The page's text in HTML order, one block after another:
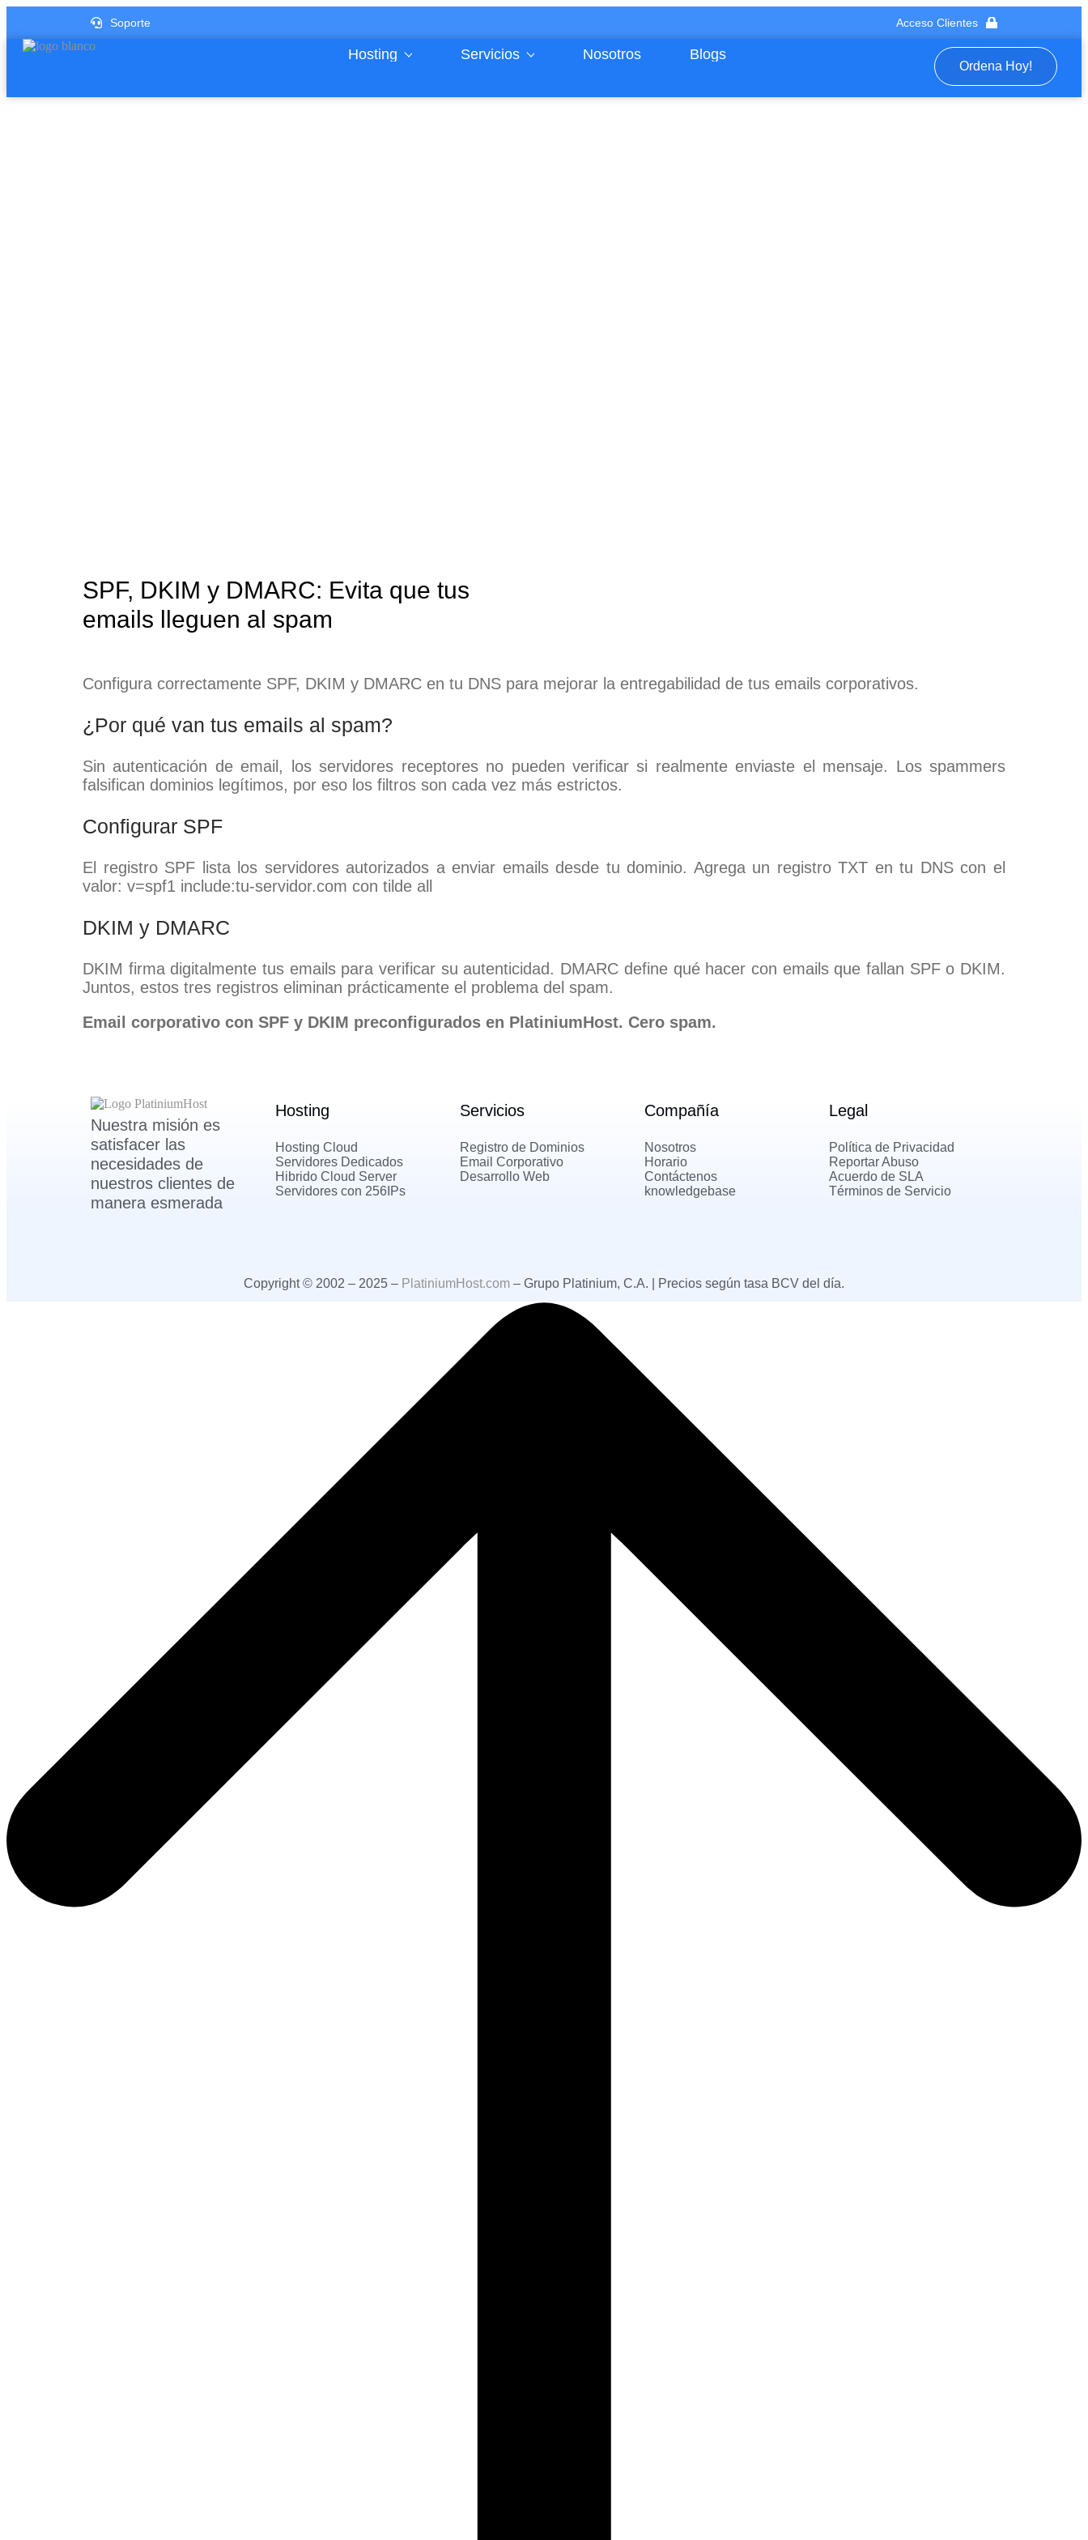
Soporte Acceso Clientes
Hosting Servicios Nosotros Blogs
Ordena Hoy!
SPF, DKIM y DMARC: Evita que tus
emails lleguen al spam
Configura correctamente SPF, DKIM y DMARC en tu DNS para mejorar la entregabilidad de tus emails corporativos.
¿Por qué van tus emails al spam?
Sin autenticación de email, los servidores receptores no pueden verificar si realmente enviaste el mensaje. Los spammers
falsifican dominios legítimos, por eso los filtros son cada vez más estrictos.
Configurar SPF
El registro SPF lista los servidores autorizados a enviar emails desde tu dominio. Agrega un registro TXT en tu DNS con el
valor: v=spf1 include:tu-servidor.com con tilde all
DKIM y DMARC
DKIM firma digitalmente tus emails para verificar su autenticidad. DMARC define qué hacer con emails que fallan SPF o DKIM.
Juntos, estos tres registros eliminan prácticamente el problema del spam.
Email corporativo con SPF y DKIM preconfigurados en PlatiniumHost. Cero spam.
Nuestra misión es
satisfacer las
necesidades de
nuestros clientes de
manera esmerada
Hosting
Hosting Cloud
Servidores Dedicados
Hibrido Cloud Server
Servidores con 256IPs
Servicios
Registro de Dominios
Email Corporativo
Desarrollo Web
Compañía
Nosotros
Horario
Contáctenos
knowledgebase
Legal
Política de Privacidad
Reportar Abuso
Acuerdo de SLA
Términos de Servicio
Copyright © 2002 – 2025 – PlatiniumHost.com – Grupo Platinium, C.A. | Precios según tasa BCV del día.